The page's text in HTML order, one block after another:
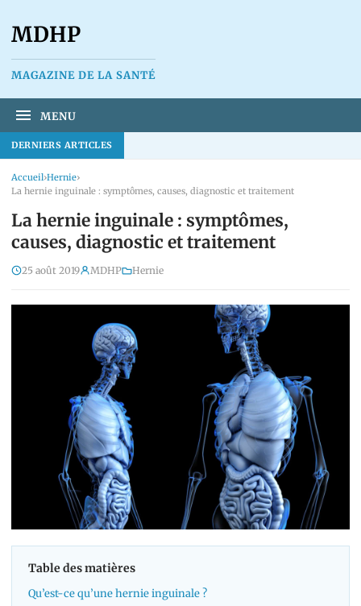
MDHP
MAGAZINE DE LA SANTÉ
MENU
DERNIERS ARTICLES
Accueil›Hernie›
La hernie inguinale : symptômes, causes, diagnostic et traitement
La hernie inguinale : symptômes,
causes, diagnostic et traitement
25 août 2019 MDHP Hernie
Table des matières
Qu’est-ce qu’une hernie inguinale ?